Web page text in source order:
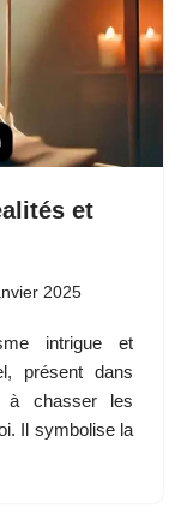
et
2025
intrigue et
présent dans
à chasser les
Il symbolise la